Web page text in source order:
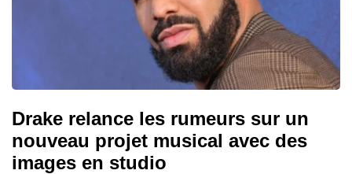
Drake relance les rumeurs sur un
nouveau projet musical avec des
images en studio